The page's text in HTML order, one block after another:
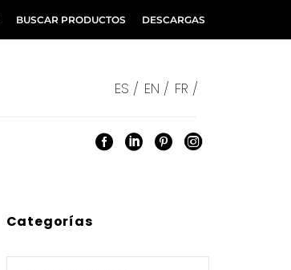
BUSCAR PRODUCTOS DESCARGAS
ES / EN / FR /
Categorías